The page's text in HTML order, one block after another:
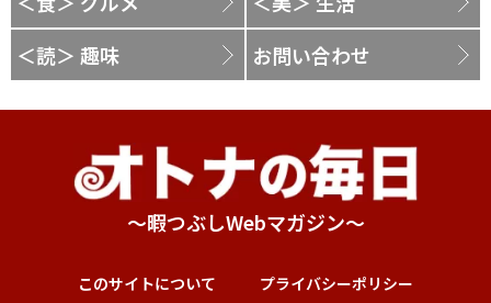
＜読＞ 趣味
お問い合わせ
～暇つぶしWebマガジン～
このサイトについて プライバシーポリシー